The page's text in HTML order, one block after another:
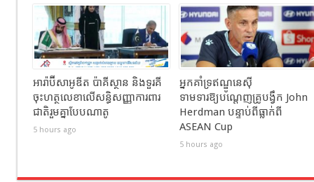
អារ៉ាប៊ីសាអូឌីត ប៉ាគីស្ថាន និងទួរគី
ចុះហត្ថលេខាលើសន្ធិសញ្ញាការពារ
ជាតិរួមគ្នាបែបណាតូ
5 hours ago
អ្នកគាំទ្រឥណ្ឌូនេស៊ី
ទាមទារឱ្យបណ្តេញគ្រូបង្វឹក John
Herdman បន្ទាប់ពីធ្លាក់ពី
ASEAN Cup
5 hours ago